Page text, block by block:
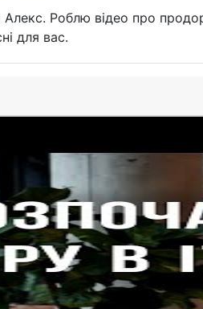
Роблю відео про
для вас.